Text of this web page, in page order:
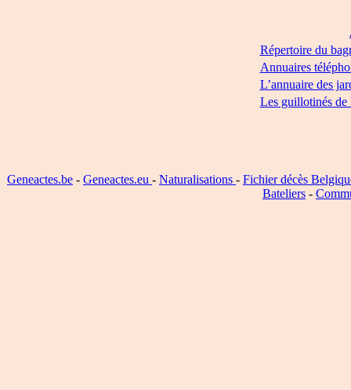
Répertoire du
Annuaires
L’annuaire des
Les guillotinés de
Geneactes.be - Geneactes.eu - Naturalisations - Fichier décès
Bateliers -